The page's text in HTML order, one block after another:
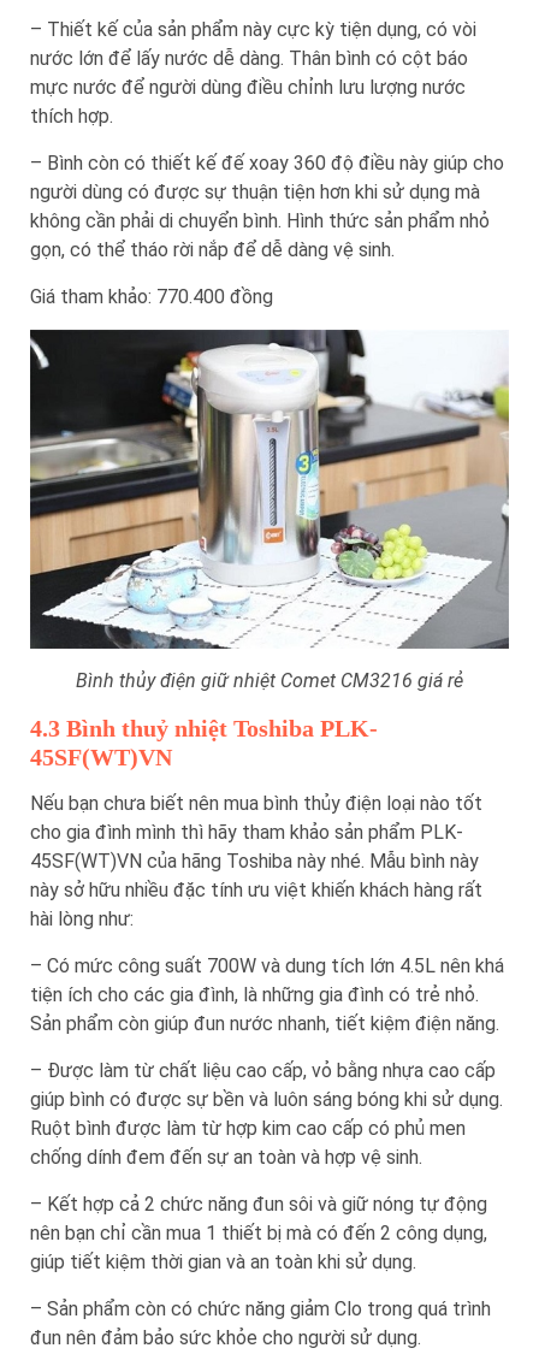
– Thiết kế của sản phẩm này cực kỳ tiện dụng, có vòi
nước lớn để lấy nước dễ dàng. Thân bình có cột báo
mực nước để người dùng điều chỉnh lưu lượng nước
thích hợp.
– Bình còn có thiết kế đế xoay 360 độ điều này giúp cho
người dùng có được sự thuận tiện hơn khi sử dụng mà
không cần phải di chuyển bình. Hình thức sản phẩm nhỏ
gọn, có thể tháo rời nắp để dễ dàng vệ sinh.
Giá tham khảo: 770.400 đồng
Bình thủy điện giữ nhiệt Comet CM3216 giá rẻ
4.3 Bình thuỷ nhiệt Toshiba PLK-
45SF(WT)VN
Nếu bạn chưa biết nên mua bình thủy điện loại nào tốt
cho gia đình mình thì hãy tham khảo sản phẩm PLK-
45SF(WT)VN của hãng Toshiba này nhé. Mẫu bình này
này sở hữu nhiều đặc tính ưu việt khiến khách hàng rất
hài lòng như:
– Có mức công suất 700W và dung tích lớn 4.5L nên khá
tiện ích cho các gia đình, là những gia đình có trẻ nhỏ.
Sản phẩm còn giúp đun nước nhanh, tiết kiệm điện năng.
– Được làm từ chất liệu cao cấp, vỏ bằng nhựa cao cấp
giúp bình có được sự bền và luôn sáng bóng khi sử dụng.
Ruột bình được làm từ hợp kim cao cấp có phủ men
chống dính đem đến sự an toàn và hợp vệ sinh.
– Kết hợp cả 2 chức năng đun sôi và giữ nóng tự động
nên bạn chỉ cần mua 1 thiết bị mà có đến 2 công dụng,
giúp tiết kiệm thời gian và an toàn khi sử dụng.
– Sản phẩm còn có chức năng giảm Clo trong quá trình
đun nên đảm bảo sức khỏe cho người sử dụng.